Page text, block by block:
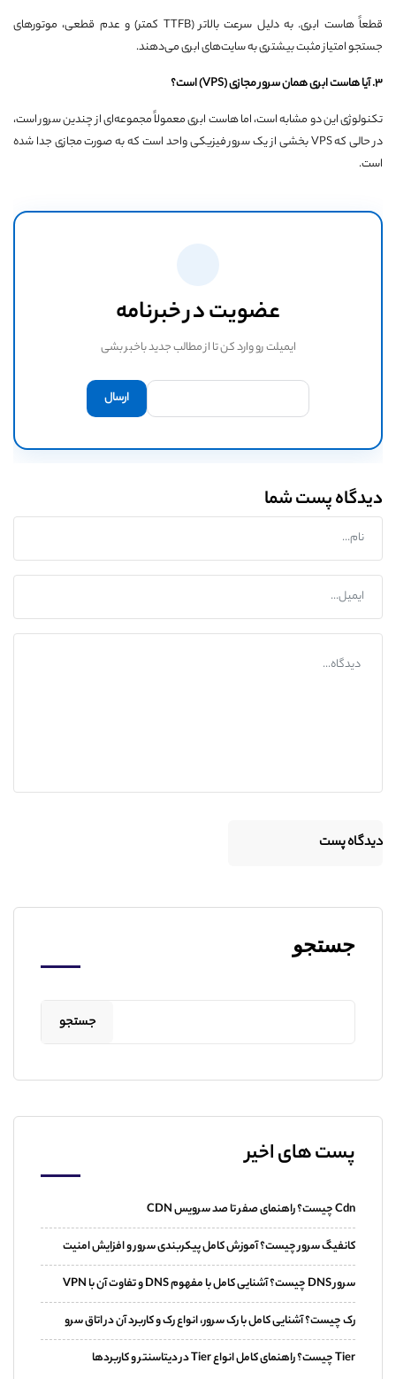
قطعاً هاست ابری. به دلیل سرعت بالاتر (TTFB کمتر) و عدم قطعی، موتورهای
جستجو امتیاز مثبت بیشتری به سایت‌های ابری می‌دهند.
۳.آیا هاست ابری همان سرور مجازی(VPS)
است؟
تکنولوژی این دو مشابه است، اما هاست ابری معمولاً مجموعه‌ای از چندین سرور است،
در حالی که VPS بخشی از یک سرور فیزیکی واحد است که به صورت مجازی جدا شده
است.
عضویت در خبرنامه
ایمیلت رو وارد کن تا از مطالب جدید باخبر بشی
دیدگاه پست شما
جستجو
جستجو
پست های اخیر
Cdn چیست؟ راهنمای صفر تا صد سرویس CDN
کانفیگ سرور چیست؟ آموزش کامل پیکربندی سرور و افزایش امنیت
سرور DNS چیست؟ آشنایی کامل با مفهوم DNS و تفاوت آن با VPN
رک چیست؟ آشنایی کامل با رک سرور، انواع رک و کاربرد آن در اتاق سرو
Tier چیست؟ راهنمای کامل انواع Tier در دیتاسنتر و کاربردها